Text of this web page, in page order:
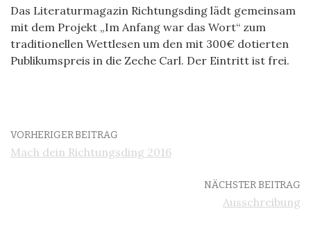
Das Literaturmagazin Richtungsding lädt gemeinsam
mit dem Projekt „Im Anfang war das Wort“ zum
traditionellen Wettlesen um den mit 300€ dotierten
Publikumspreis in die Zeche Carl. Der Eintritt ist frei.
VORHERIGER BEITRAG
Mach dein Richtungsding 2016
NÄCHSTER BEITRAG
Ausschreibung